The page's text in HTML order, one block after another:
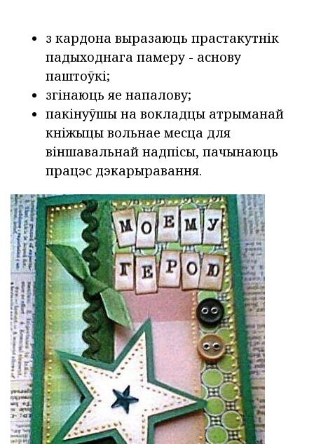
з кардона выразаюць прастакутнік
падыходнага памеру - аснову
паштоўкі;
згінаюць яе напалову;
пакінуўшы на вокладцы атрыманай
кніжыцы вольнае месца для
віншавальнай надпісы, пачынаюць
працэс дэкарыравання.